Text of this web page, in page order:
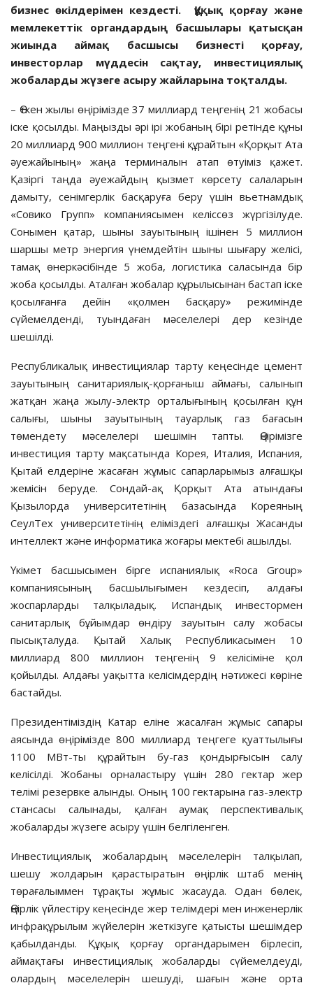
бизнес өкілдерімен кездесті. Құқық қорғау және
мемлекеттік органдардың басшылары қатысқан
жиында аймақ басшысы бизнесті қорғау,
инвесторлар мүддесін сақтау, инвестициялық
жобаларды жүзеге асыру жайларына тоқталды.
– Өткен жылы өңірімізде 37 миллиард теңгенің 21 жобасы
іске қосылды. Маңызды әрі ірі жобаның бірі ретінде құны
20 миллиард 900 миллион теңгені құрайтын «Қорқыт Ата
әуежайының» жаңа терминалын атап өтуіміз қажет.
Қазіргі таңда әуежайдың қызмет көрсету салаларын
дамыту, сенімгерлік басқаруға беру үшін вьетнамдық
«Совико Групп» компаниясымен келіссөз жүргізілуде.
Сонымен қатар, шыны зауытының ішінен 5 миллион
шаршы метр энергия үнемдейтін шыны шығару желісі,
тамақ өнеркәсібінде 5 жоба, логистика саласында бір
жоба қосылды. Аталған жобалар құрылысынан бастап іске
қосылғанға дейін «қолмен басқару» режимінде
сүйемелденді, туындаған мәселелері дер кезінде
шешілді.
Республикалық инвестициялар тарту кеңесінде цемент
зауытының санитариялық-қорғаныш аймағы, салынып
жатқан жаңа жылу-электр орталығының қосылған құн
салығы, шыны зауытының тауарлық газ бағасын
төмендету мәселелері шешімін тапты. Өңірімізге
инвестиция тарту мақсатында Корея, Италия, Испания,
Қытай елдеріне жасаған жұмыс сапарларымыз алғашқы
жемісін беруде. Сондай-ақ Қорқыт Ата атындағы
Қызылорда университетінің базасында Кореяның
СеулТех университетінің еліміздегі алғашқы Жасанды
интеллект және информатика жоғары мектебі ашылды.
Үкімет басшысымен бірге испаниялық «Roca Group»
компаниясының басшылығымен кездесіп, алдағы
жоспарларды талқыладық. Испандық инвестормен
санитарлық бұйымдар өндіру зауытын салу жобасы
пысықталуда. Қытай Халық Республикаcымен 10
миллиард 800 миллион теңгенің 9 келісіміне қол
қойылды. Алдағы уақытта келісімдердің нәтижесі көріне
бастайды.
Президентіміздің Катар еліне жасалған жұмыс сапары
аясында өңірімізде 800 миллиард теңгеге қуаттылығы
1100 МВт-ты құрайтын бу-газ қондырғысын салу
келісілді. Жобаны орналастыру үшін 280 гектар жер
телімі резервке алынды. Оның 100 гектарына газ-электр
стансасы салынады, қалған аумақ перспективалық
жобаларды жүзеге асыру үшін белгіленген.
Инвестициялық жобалардың мәселелерін талқылап,
шешу жолдарын қарастыратын өңірлік штаб менің
төрағалыммен тұрақты жұмыс жасауда. Одан бөлек,
Өңірлік үйлестіру кеңесінде жер телімдері мен инженерлік
инфрақұрылым жүйелерін жеткізуге қатысты шешімдер
қабылданды. Құқық қорғау органдарымен бірлесіп,
аймақтағы инвестициялық жобаларды сүйемелдеуді,
олардың мәселелерін шешуді, шағын және орта